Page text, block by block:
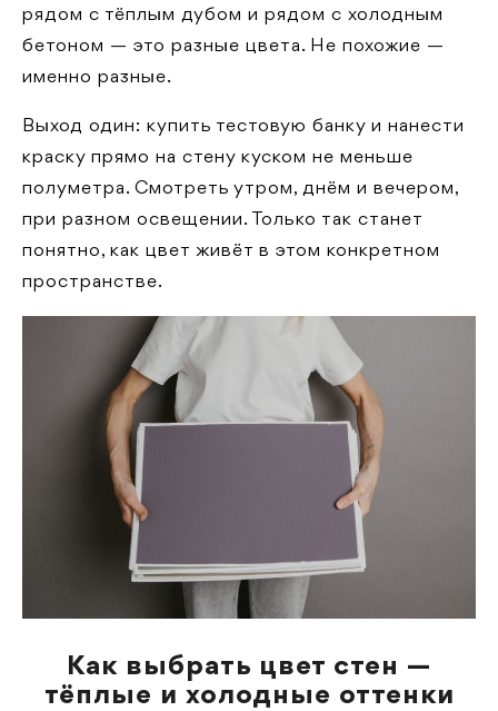
рядом с тёплым дубом и рядом с холодным
бетоном — это разные цвета. Не похожие —
именно разные.
Выход один: купить тестовую банку и нанести
краску прямо на стену куском не меньше
полуметра. Смотреть утром, днём и вечером,
при разном освещении. Только так станет
понятно, как цвет живёт в этом конкретном
пространстве.
Как выбрать цвет стен —
тёплые и холодные оттенки